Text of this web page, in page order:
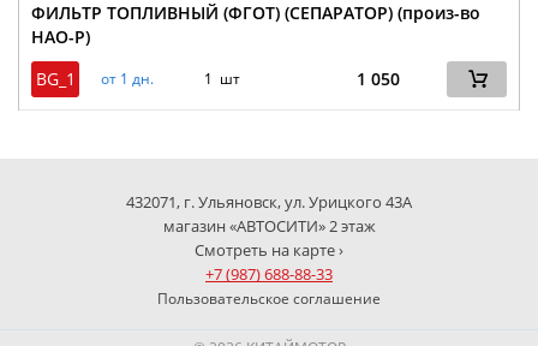
ФИЛЬТР ТОПЛИВНЫЙ (ФГОТ) (СЕПАРАТОР) (произ-во
HAO-P)
BG_1
от 1 дн. 1 шт 1 050
432071, г. Ульяновск, ул. Урицкого 43А
магазин «АВТОСИТИ» 2 этаж
Смотреть на карте ›
+7 (987) 688-88-33
Пользовательское соглашение